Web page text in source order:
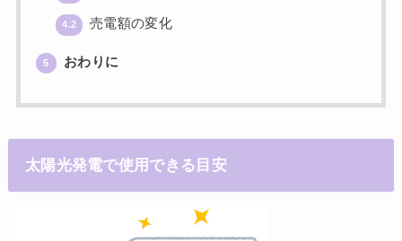
4.2 売電額の変化
5 おわりに
太陽光発電で使用できる目安